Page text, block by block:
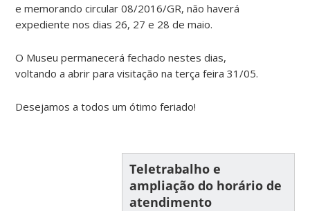
e memorando circular 08/2016/GR, não haverá
expediente nos dias 26, 27 e 28 de maio.
O Museu permanecerá fechado nestes dias,
voltando a abrir para visitação na terça feira 31/05.
Desejamos a todos um ótimo feriado!
Teletrabalho e
ampliação do horário de
atendimento